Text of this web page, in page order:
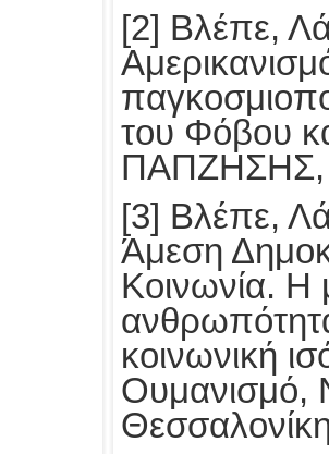
[2] Βλέπε,
του Φόβου
ΠΑΠΖΗΣΗΣ,
[3] Βλέπε,
Άμεση
Κοινωνία. Η
κοινωνική
Ουμανισμό,